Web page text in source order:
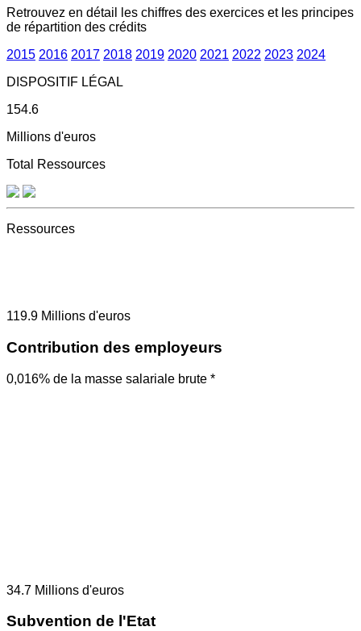
Retrouvez en détail les chiffres des exercices et les principes
de répartition des crédits
2015 2016 2017 2018 2019 2020 2021 2022 2023 2024
DISPOSITIF LÉGAL
154.6
Millions d'euros
Total Ressources
Ressources
119.9 Millions d'euros
Contribution des employeurs
0,016% de la masse salariale brute *
34.7 Millions d'euros
Subvention de l'Etat